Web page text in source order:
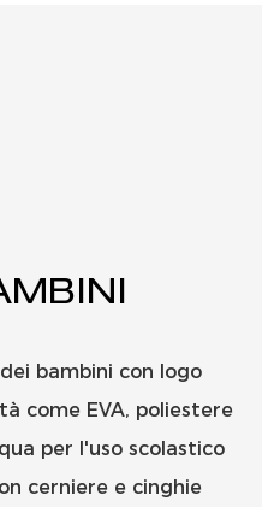
bambini con logo
come EVA, poliestere
per l'uso scolastico
cerniere e cinghie